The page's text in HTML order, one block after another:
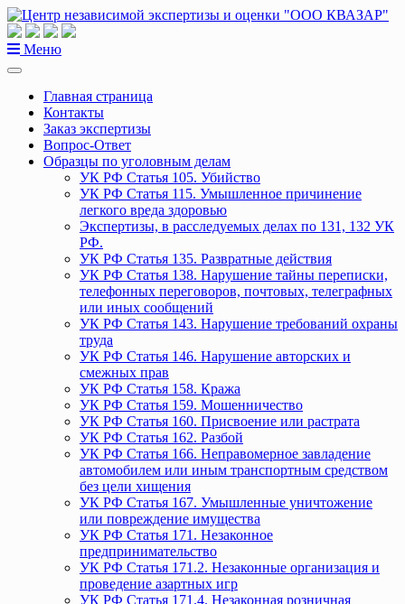
Перейти
к
содержанию
Меню
Главная страница
Контакты
Заказ экспертизы
Вопрос-Ответ
Образцы по уголовным делам
УК РФ Статья 105. Убийство
УК РФ Статья 115. Умышленное причинение
легкого вреда здоровью
Экспертизы, в расследуемых делах по 131, 132 УК
РФ.
УК РФ Статья 135. Развратные действия
УК РФ Статья 138. Нарушение тайны переписки,
телефонных переговоров, почтовых, телеграфных
или иных сообщений
УК РФ Статья 143. Нарушение требований охраны
труда
УК РФ Статья 146. Нарушение авторских и
смежных прав
УК РФ Статья 158. Кража
УК РФ Статья 159. Мошенничество
УК РФ Статья 160. Присвоение или растрата
УК РФ Статья 162. Разбой
УК РФ Статья 166. Неправомерное завладение
автомобилем или иным транспортным средством
без цели хищения
УК РФ Статья 167. Умышленные уничтожение
или повреждение имущества
УК РФ Статья 171. Незаконное
предпринимательство
УК РФ Статья 171.2. Незаконные организация и
проведение азартных игр
УК РФ Статья 171.4. Незаконная розничная